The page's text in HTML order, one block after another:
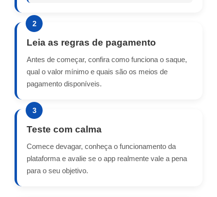
2
Leia as regras de pagamento
Antes de começar, confira como funciona o saque,
qual o valor mínimo e quais são os meios de
pagamento disponíveis.
3
Teste com calma
Comece devagar, conheça o funcionamento da
plataforma e avalie se o app realmente vale a pena
para o seu objetivo.